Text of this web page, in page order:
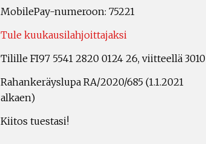
MobilePay-numeroon: 75221
Tule kuukausilahjoittajaksi
Tilille FI97 5541 2820 0124 26, viitteellä 3010
Rahankeräyslupa RA/2020/685 (1.1.2021
alkaen)
Kiitos tuestasi!